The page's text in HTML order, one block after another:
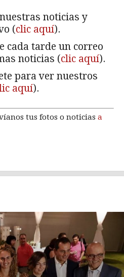
noticias y
(clic aquí).
cada tarde un correo
noticias (clic aquí).
para ver nuestros
aquí).
tus fotos o noticias a